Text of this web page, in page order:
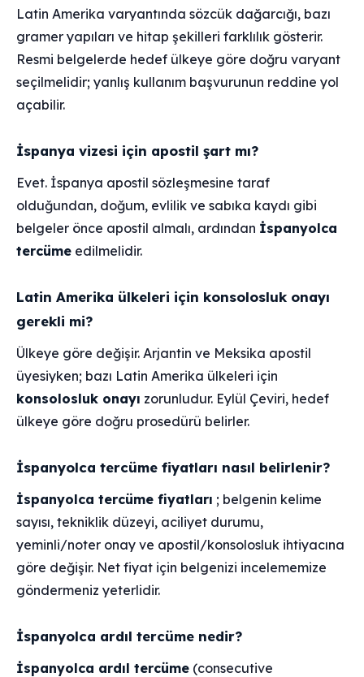
Latin Amerika varyantında sözcük dağarcığı, bazı
gramer yapıları ve hitap şekilleri farklılık gösterir.
Resmi belgelerde hedef ülkeye göre doğru varyant
seçilmelidir; yanlış kullanım başvurunun reddine yol
açabilir.
İspanya vizesi için apostil şart mı?
Evet. İspanya apostil sözleşmesine taraf
olduğundan, doğum, evlilik ve sabıka kaydı gibi
belgeler önce apostil almalı, ardından İspanyolca
tercüme edilmelidir.
Latin Amerika ülkeleri için konsolosluk onayı
gerekli mi?
Ülkeye göre değişir. Arjantin ve Meksika apostil
üyesiyken; bazı Latin Amerika ülkeleri için
konsolosluk onayı zorunludur. Eylül Çeviri, hedef
ülkeye göre doğru prosedürü belirler.
İspanyolca tercüme fiyatları nasıl belirlenir?
İspanyolca tercüme fiyatları ; belgenin kelime
sayısı, tekniklik düzeyi, aciliyet durumu,
yeminli/noter onay ve apostil/konsolosluk ihtiyacına
göre değişir. Net fiyat için belgenizi incelememize
göndermeniz yeterlidir.
İspanyolca ardıl tercüme nedir?
İspanyolca ardıl tercüme (consecutive